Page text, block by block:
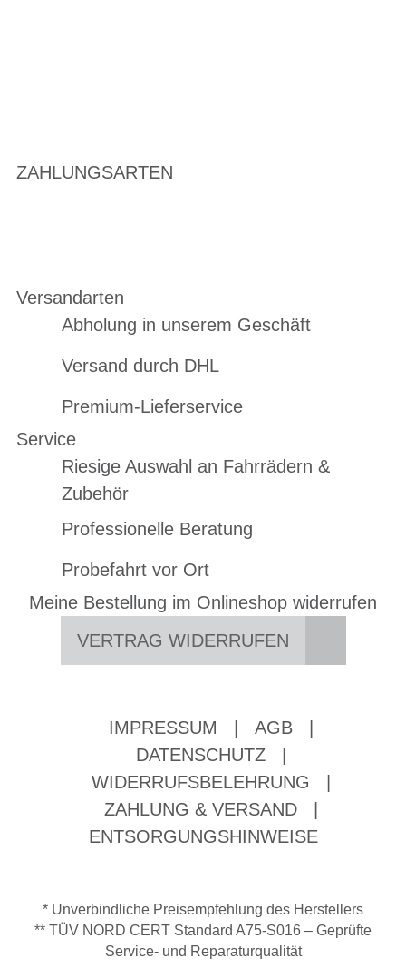
ZAHLUNGSARTEN
Versandarten
Abholung in unserem Geschäft
Versand durch DHL
Premium-Lieferservice
Service
Riesige Auswahl an Fahrrädern &
Zubehör
Professionelle Beratung
Probefahrt vor Ort
Meine Bestellung im Onlineshop widerrufen
VERTRAG WIDERRUFEN
IMPRESSUM AGB
DATENSCHUTZ
WIDERRUFSBELEHRUNG
ZAHLUNG & VERSAND
ENTSORGUNGSHINWEISE
* Unverbindliche Preisempfehlung des Herstellers
** TÜV NORD CERT Standard A75-S016 – Geprüfte
Service- und Reparaturqualität